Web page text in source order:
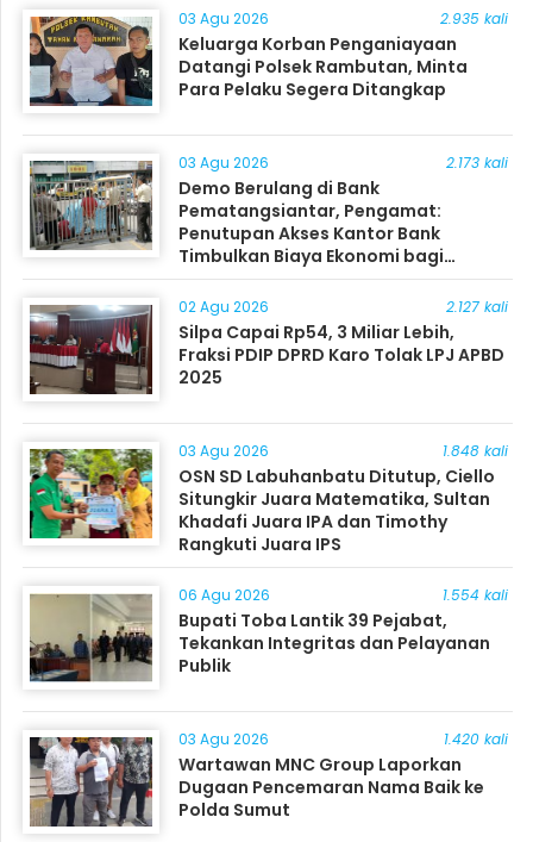
03 Agu 2026 2.935 kali
Keluarga Korban Penganiayaan
Datangi Polsek Rambutan, Minta
Para Pelaku Segera Ditangkap
03 Agu 2026 2.173 kali
Demo Berulang di Bank
Pematangsiantar, Pengamat:
Penutupan Akses Kantor Bank
Timbulkan Biaya Ekonomi bagi
Masyarakat
02 Agu 2026 2.127 kali
Silpa Capai Rp54, 3 Miliar Lebih,
Fraksi PDIP DPRD Karo Tolak LPJ APBD
2025
03 Agu 2026 1.848 kali
OSN SD Labuhanbatu Ditutup, Ciello
Situngkir Juara Matematika, Sultan
Khadafi Juara IPA dan Timothy
Rangkuti Juara IPS
06 Agu 2026 1.554 kali
Bupati Toba Lantik 39 Pejabat,
Tekankan Integritas dan Pelayanan
Publik
03 Agu 2026 1.420 kali
Wartawan MNC Group Laporkan
Dugaan Pencemaran Nama Baik ke
Polda Sumut